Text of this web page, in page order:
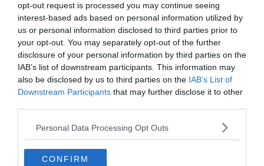
opt-out request is processed you may continue seeing
interest-based ads based on personal information utilized by
us or personal information disclosed to third parties prior to
your opt-out. You may separately opt-out of the further
disclosure of your personal information by third parties on the
IAB’s list of downstream participants. This information may
also be disclosed by us to third parties on the IAB’s List of
Downstream Participants that may further disclose it to other
Personal Data Processing Opt Outs
CONFIRM
Ha szeretsz ilyen filmes témákon agyalni, és
szívesen dumálnál a kedvenc jeleneteidről
másokkal, ugorj be aKvízkuckó Facebook
csoportunkba! Odabent egy nagyszerű
közösség vár, és minden napra jut valami új
pörgetnéd tovább a kérdéseket, a
tudáspróbarovatunkban rengeteg tesztet
találsz. Ha inkább pihennél egy jót a sok név